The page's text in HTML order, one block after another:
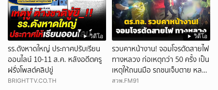
วิดีโอ
รร.ดังหาดใหญ่ ประกาศปรับเรียน
ออนไลน์ 10-11 ส.ค. หลังอดีตครู
ฝรั่งโพสต์คลิปขู่
BRIGHTTV.CO.TH
วิดีโอ
รวบคาหน้างาน! จอมโจรตัดสายไฟ
ทางหลวง ก่อเหตุกว่า 50 ครั้ง เป็น
เหตุให้ถนนมือ รถชนเจ็บตาย หลาย
สิบราย เสียหายราว 10 ล้าน
สวพ.FM91